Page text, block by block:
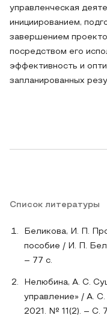
управленческая
инициированием,
завершением
посредством его
эффективность и
запланированных
Список литературы
Беликова, И. П.
пособие / И. П.
– 77 c.
Нелюбина, А. С.
управление» / А.
2021. № 11(2). – С.